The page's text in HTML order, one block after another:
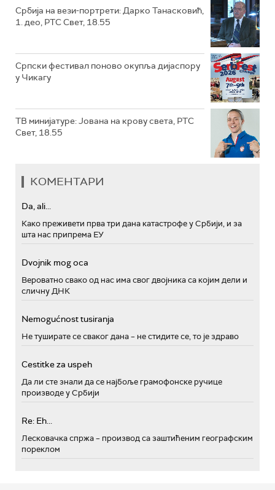
Србија на вези-портрети: Дарко Танасковић,
1. део, РТС Свет, 18.55
Српски фестивал поново окупља дијаспору
у Чикагу
ТВ минијатуре: Јована на крову света, РТС
Свет, 18.55
КОМЕНТАРИ
Da, ali...
Како преживети прва три дана катастрофе у Србији, и за
шта нас припрема ЕУ
Dvojnik mog oca
Вероватно свако од нас има свог двојника са којим дели и
сличну ДНК
Nemogućnost tusiranja
Не туширате се сваког дана – не стидите се, то је здраво
Cestitke za uspeh
Да ли сте знали да се најбоље грамофонске ручице
производе у Србији
Re: Eh...
Лесковачка спржа – производ са заштићеним географским
пореклом